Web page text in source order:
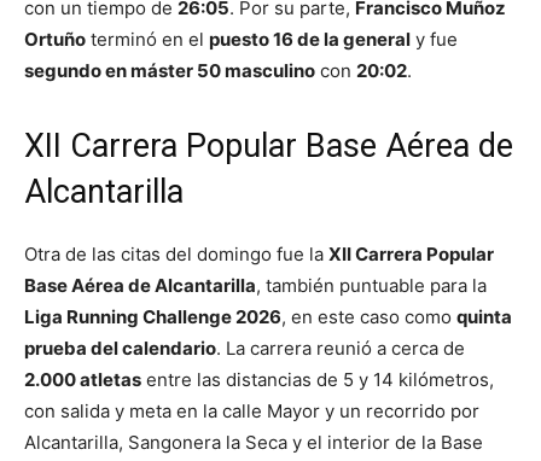
con un tiempo de 26:05. Por su parte, Francisco Muñoz
Ortuño terminó en el puesto 16 de la general y fue
segundo en máster 50 masculino con 20:02.
XII Carrera Popular Base Aérea de
Alcantarilla
Otra de las citas del domingo fue la XII Carrera Popular
Base Aérea de Alcantarilla, también puntuable para la
Liga Running Challenge 2026, en este caso como quinta
prueba del calendario. La carrera reunió a cerca de
2.000 atletas entre las distancias de 5 y 14 kilómetros,
con salida y meta en la calle Mayor y un recorrido por
Alcantarilla, Sangonera la Seca y el interior de la Base